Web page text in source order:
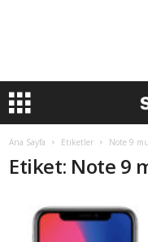
Ana Sayfa Etiketler Note 9
Etiket: Note 9